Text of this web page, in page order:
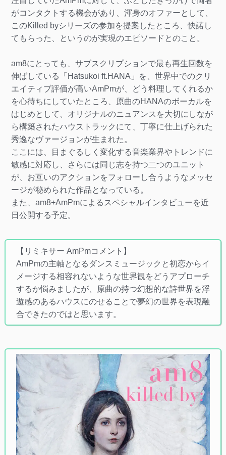
がコンタクトする機会があり、渾身のオファーとして、
このKilled byシリーズの参加を提案したところ、快諾し
てもらった、というのが実現のエピソードとのこと。
am8にとっても、サブスクリプションで最も再生回数を
伸ばしている「Hatsukoi ft.HANA」を、世界中でのクリ
エイティブ評価が高いAmPmが、どう料理してくれるか
を心待ちにしていたところ、原曲のHANAのボーカルを
はじめとして、オリジナルのニュアンスを大切にしなが
ら構築されたハウストラックにて、丁寧に仕上げられた
秀逸なヴァージョンが生まれた。
ここには、目まぐるしく変化する音楽業界やトレンドに
敏感に対応し、さらには同じ志を持つ二つのユニット
が、お互いのアクションをフォローし合うようなメッセ
ージが秘められた作品となっている。
また、am8+AmPmによるスペシャルインタビューを近
日公開する予定。
【リミキサー AmPmコメント】
AmPmの主軸となるダンスミュージックと初恋からイ
メージする相容れないような世界観をどうアプローチ
するか悩みましたが、原曲の持つ幻想的な詩世界を浮
遊感のあるハウスにのせることで夢幻の世界を表現融
合できたのではと思います。